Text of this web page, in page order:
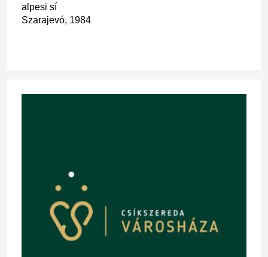
alpesi sí
Szarajevó, 1984